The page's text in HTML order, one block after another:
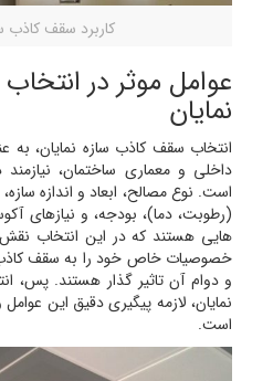
کاربرد سقف کاذب
عوامل موثر در
نمایان
انتخاب سقف کاذب سازه نمایان،
داخلی و معماری ساختمان،
است. نوع مصالح، ابعاد و اندازه
(رطوبت، دما)، بودجه، و نیازهای
هایی هستند که در این انتخاب
خصوصیات خاص خود را به سقف کاذب
و دوام آن تاثیر گذار هستند. پس،
نمایان، لازمه پیگیری دقیق این
است.